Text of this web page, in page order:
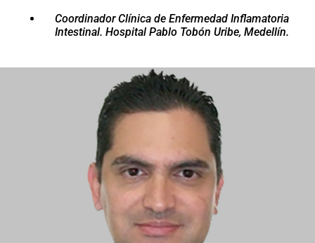
Coordinador Clínica de Enfermedad Inflamatoria
Intestinal. Hospital Pablo Tobón Uribe, Medellín.